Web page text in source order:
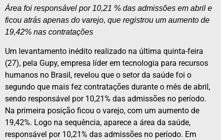
Área foi responsável por 10,21 % das admissões em abril e
ficou atrás apenas do varejo, que registrou um aumento de
19,42% nas contratações
Um levantamento inédito realizado na última quinta-feira
(27), pela Gupy, empresa líder em tecnologia para recursos
humanos no Brasil, revelou que o setor da saúde foi o
segundo que mais fez contratações durante o mês de abril,
sendo responsável por 10,21% das admissões no período.
Na primeira posição ficou o varejo, com um aumento de
19,42%. Logo na sequência, aparece a área da saúde,
responsável por 10,21% das admissões no período. Em